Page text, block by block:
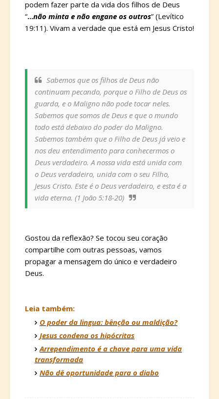
podem fazer parte da vida dos filhos de Deus
“...não minta e não engane os outros” (Levítico
19:11). Vivam a verdade que está em Jesus Cristo!
Sabemos que os filhos de Deus não
continuam pecando, porque o Filho de Deus os
guarda, e o Maligno não pode tocar neles.
Sabemos que somos de Deus e que o mundo
todo está debaixo do poder do Maligno.
Sabemos também que o Filho de Deus já veio e
nos deu entendimento para conhecermos o
Deus verdadeiro. A nossa vida está unida com
o Deus verdadeiro, unida com o seu Filho,
Jesus Cristo. Este é o Deus verdadeiro, e esta é a
vida eterna. (1 João 5:18-20)
Gostou da reflexão? Se tocou seu coração
compartilhe com outras pessoas, vamos
propagar a mensagem do único e verdadeiro
Deus.
Leia também:
O poder da lingua: bênção ou maldição?
Jesus condena os hipócritas
Arrependimento é a chave para uma vida
transformada
Não dê oportunidade para o diabo